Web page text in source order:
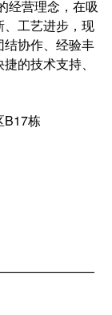
经营理念，在吸
工艺进步，现
协作、经验丰
的技术支持、
B17栋